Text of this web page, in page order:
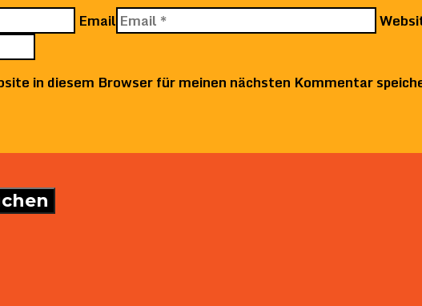
Email
in diesem Browser für meinen nächsten Kommentar